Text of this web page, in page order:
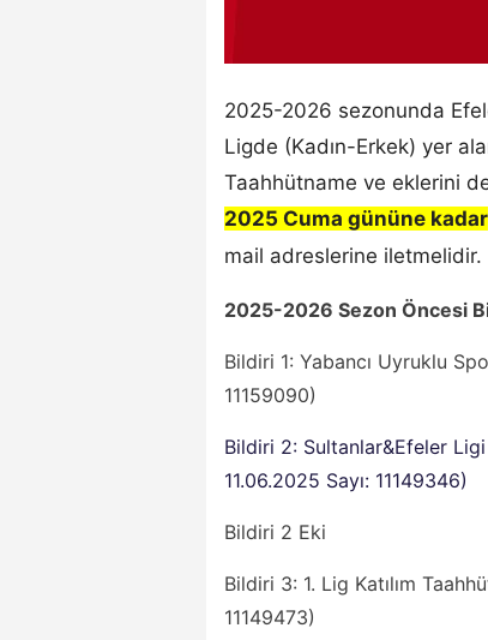
2025-2026 sezonunda
Ligde (Kadın-Erkek) yer
Taahhütname ve eklerini
2025 Cuma gününe kadar
mail adreslerine iletmelidir.
2025-2026 Sezon Öncesi
Bildiri 1: Yabancı Uyruklu
11159090)
Bildiri 2: Sultanlar&Efeler Ligi
11.06.2025 Sayı: 11149346)
Bildiri 2 Eki
Bildiri 3: 1. Lig Katılım
11149473)